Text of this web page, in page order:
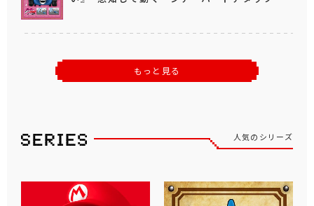
もっと見る
人気のシリーズ